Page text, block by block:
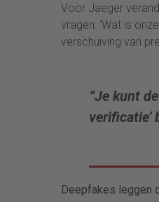
Voor Jaeger
vragen: ‘Wat is
verschuiving van
“Je kunt
verificatie’
Deepfakes leggen